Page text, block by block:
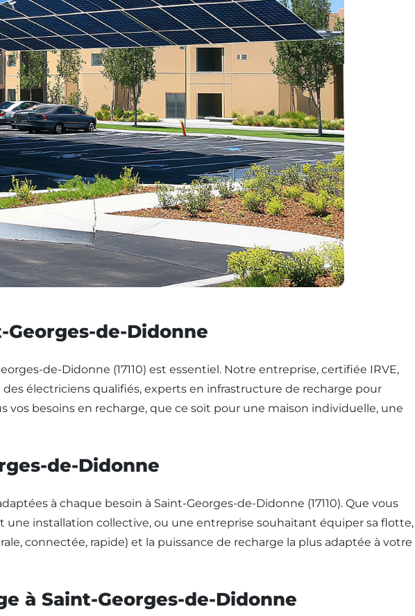
de-Didonne
de-Didonne (17110) est essentiel. Notre entreprise, certifiée IRVE,
électriciens qualifiés, experts en infrastructure de recharge pour
besoins en recharge, que ce soit pour une maison individuelle, une
de-Didonne
à chaque besoin à Saint-Georges-de-Didonne (17110). Que vous
installation collective, ou une entreprise souhaitant équiper sa flotte,
connectée, rapide) et la puissance de recharge la plus adaptée à votre
à Saint-Georges-de-Didonne